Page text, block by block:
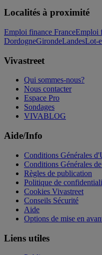
Localités à proximité
Emploi finance FranceEmploi
DordogneGirondeLandesLot-
Vivastreet
Qui sommes-nous?
Nous contacter
Espace Pro
Sondages
VIVABLOG
Aide/Info
Conditions Générales
Conditions Générales
Règles de publication
Politique de
Cookies Vivastreet
Conseils Sécurité
Aide
Options de mise en
Liens utiles